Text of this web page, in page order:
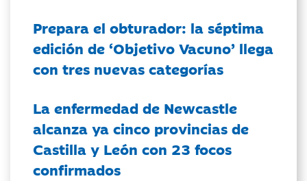
Prepara el obturador: la séptima
edición de ‘Objetivo Vacuno’ llega
con tres nuevas categorías
La enfermedad de Newcastle
alcanza ya cinco provincias de
Castilla y León con 23 focos
confirmados